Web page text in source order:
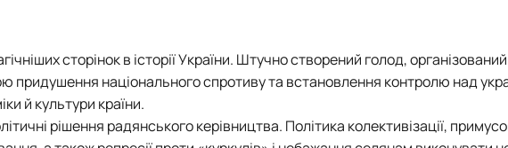
сторінок в історії України. Штучно створений голод, організований
придушення національного спротиву та встановлення контролю над
й культури країни.
рішення радянського керівництва. Політика колективізації,